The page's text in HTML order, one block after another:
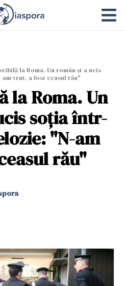
la Roma. Un român și-a ucis
vrut, a fost ceasul rău"
la Roma. Un
soția într-
"N-am
rău"